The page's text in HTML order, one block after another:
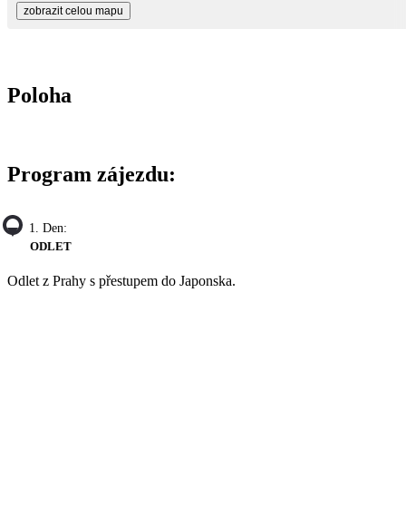
zobrazit celou mapu
Poloha
Program zájezdu:
1. Den:
ODLET
Odlet z Prahy s přestupem do Japonska.